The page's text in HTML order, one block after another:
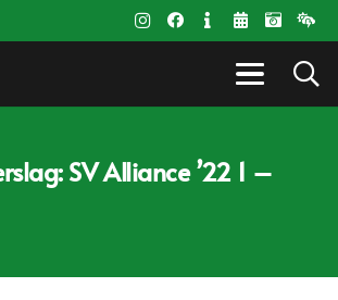
SV Alliance ’22 1 –